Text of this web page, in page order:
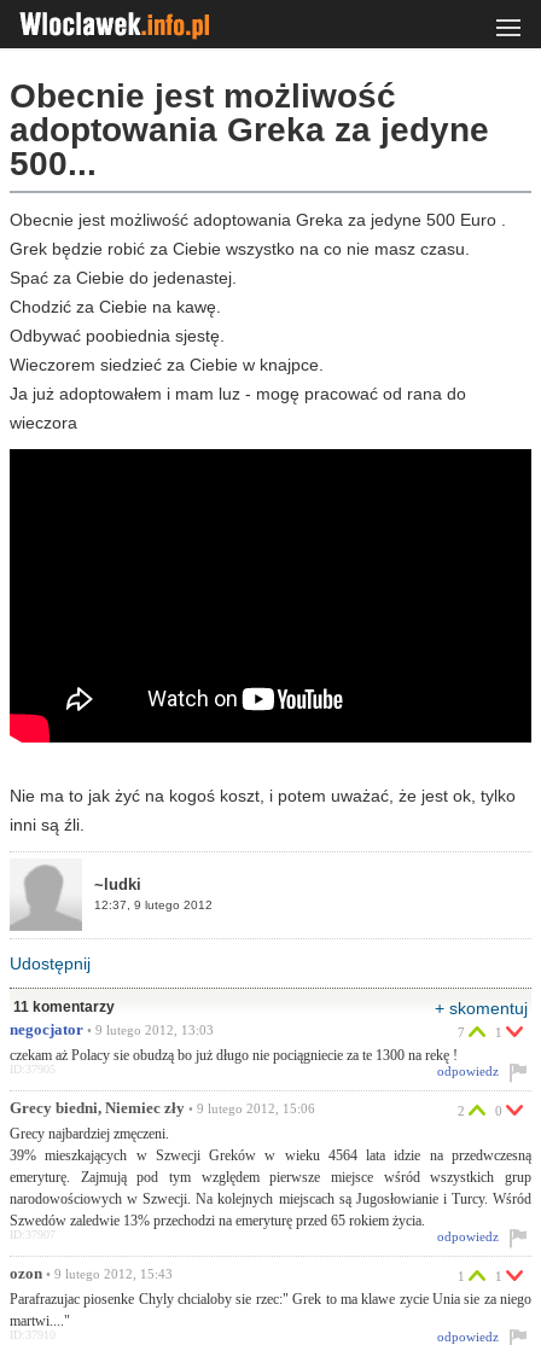
Obecnie jest możliwość
adoptowania Greka za jedyne
500...
Obecnie jest możliwość adoptowania Greka za jedyne 500 Euro .
Grek będzie robić za Ciebie wszystko na co nie masz czasu.
Spać za Ciebie do jedenastej.
Chodzić za Ciebie na kawę.
Odbywać poobiednia sjestę.
Wieczorem siedzieć za Ciebie w knajpce.
Ja już adoptowałem i mam luz - mogę pracować od rana do
wieczora
Nie ma to jak żyć na kogoś koszt, i potem uważać, że jest ok, tylko
inni są źli.
~ludki
12:37, 9 lutego 2012
Udostępnij
11 komentarzy + skomentuj
negocjator • 9 lutego 2012, 13:03
czekam aż Polacy sie obudzą bo już długo nie pociągniecie za te 1300 na rekę !
7 1
odpowiedz
ID:37905
Grecy biedni, Niemiec zły • 9 lutego 2012, 15:06
Grecy najbardziej zmęczeni.
39% mieszkających w Szwecji Greków w wieku 4564 lata idzie na przedwczesną
emeryturę. Zajmują pod tym względem pierwsze miejsce wśród wszystkich grup
narodowościowych w Szwecji. Na kolejnych miejscach są Jugosłowianie i Turcy. Wśród
Szwedów zaledwie 13% przechodzi na emeryturę przed 65 rokiem życia.
2 0
odpowiedz
ID:37907
ozon • 9 lutego 2012, 15:43
Parafrazujac piosenke Chyly chcialoby sie rzec:" Grek to ma klawe zycie Unia sie za niego
martwi...."
1 1
odpowiedz
ID:37910